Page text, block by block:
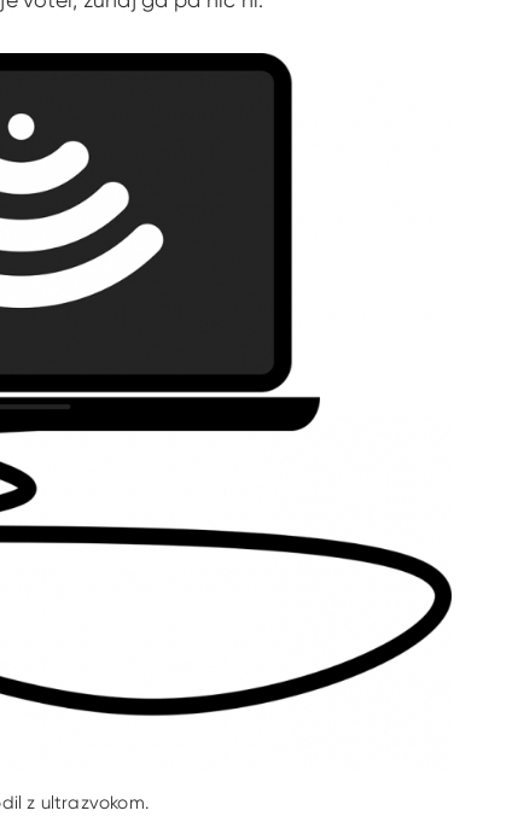
z ultrazvokom.